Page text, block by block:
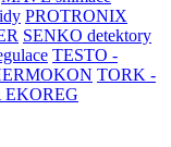
PROTRONIX
SENKO detektory
TESTO -
TORK -
EKOREG